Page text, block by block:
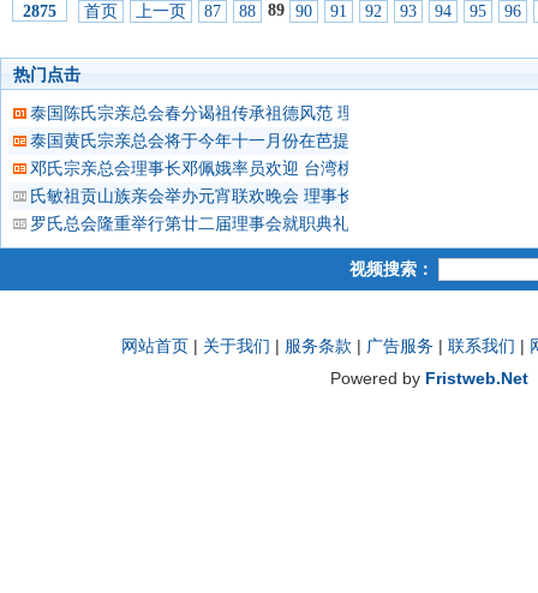
2875 首页 上一页 87 88 89 90 91 92 93 94 95 96
热门点击
泰国陈氏宗亲总会春分谒祖传承祖德风范 理事长陈正博士领导理事
泰国黄氏宗亲总会将于今年十一月份在芭提雅 隆重举办“世黄第十四
邓氏宗亲总会理事长邓佩娥率员欢迎 台湾桃园邓氏宗亲会理事长锦
氏敏祖贡山族亲会举办元宵联欢晚会 理事长王钦泉致欢迎词 首长
罗氏总会隆重举行第廿二届理事会就职典礼 罗锦碟主持仪式向蝉
视频搜索：
网站首页 | 关于我们 | 服务条款 | 广告服务 | 联系我们 |
Powered by Fristweb.Net